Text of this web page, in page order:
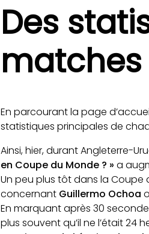
Des
matches
En parcourant la page
statistiques principales de
Ainsi, hier, durant Angleterre-
en Coupe du Monde ? » a
Un peu plus tôt dans la Coupe
concernant Guillermo Ochoa
En marquant après 30
plus souvent qu’il ne l’était 24